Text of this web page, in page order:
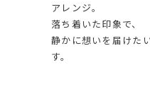
アレンジ。
落ち着いた印象で、
静かに想いを届けた
す。